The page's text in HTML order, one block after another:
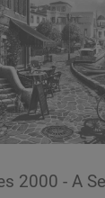
2000 - A